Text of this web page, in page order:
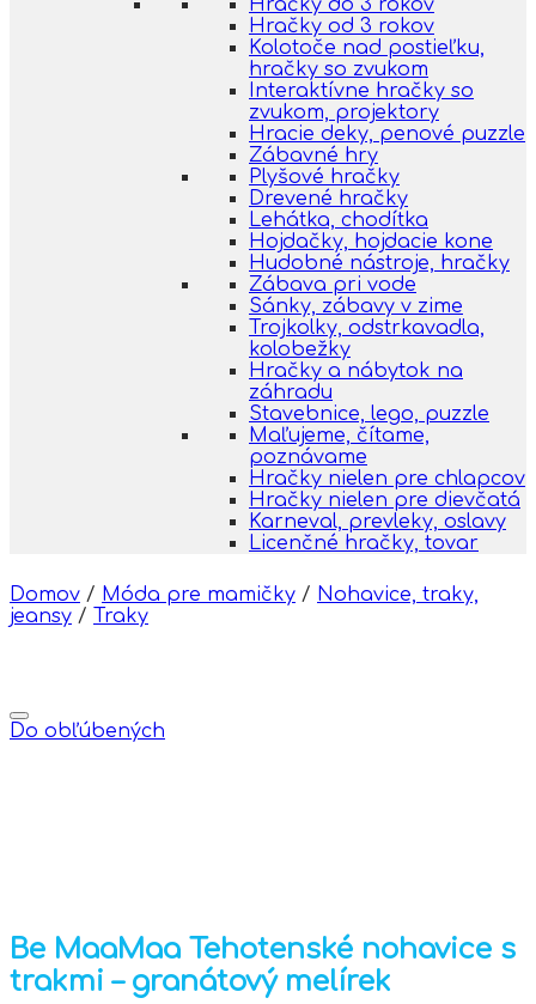
Hračky do 3 rokov
Hračky od 3 rokov
Kolotoče nad postieľku,
hračky so zvukom
Interaktívne hračky so
zvukom, projektory
Hracie deky, penové puzzle
Zábavné hry
Plyšové hračky
Drevené hračky
Lehátka, chodítka
Hojdačky, hojdacie kone
Hudobné nástroje, hračky
Zábava pri vode
Sánky, zábavy v zime
Trojkolky, odstrkavadla,
kolobežky
Hračky a nábytok na
záhradu
Stavebnice, lego, puzzle
Maľujeme, čítame,
poznávame
Hračky nielen pre chlapcov
Hračky nielen pre dievčatá
Karneval, prevleky, oslavy
Licenčné hračky, tovar
Domov / Móda pre mamičky / Nohavice, traky,
jeansy / Traky
Do obľúbených
Be MaaMaa Tehotenské nohavice s
trakmi – granátový melírek